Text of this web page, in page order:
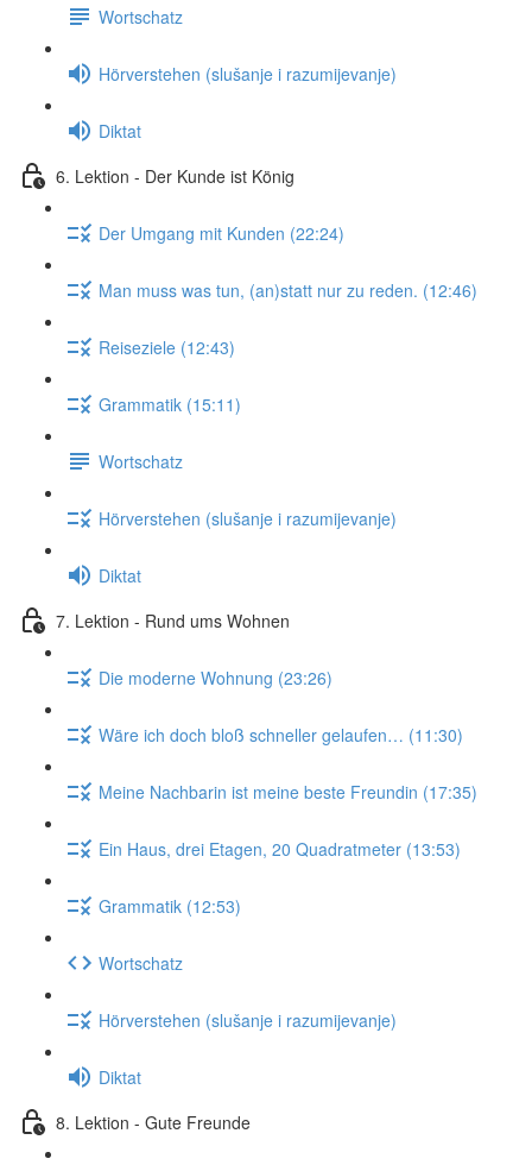
Wortschatz
Hörverstehen (slušanje i razumijevanje)
Diktat
6. Lektion - Der Kunde ist König
Der Umgang mit Kunden (22:24)
Man muss was tun, (an)statt nur zu reden. (12:46)
Reiseziele (12:43)
Grammatik (15:11)
Wortschatz
Hörverstehen (slušanje i razumijevanje)
Diktat
7. Lektion - Rund ums Wohnen
Die moderne Wohnung (23:26)
Wäre ich doch bloß schneller gelaufen… (11:30)
Meine Nachbarin ist meine beste Freundin (17:35)
Ein Haus, drei Etagen, 20 Quadratmeter (13:53)
Grammatik (12:53)
Wortschatz
Hörverstehen (slušanje i razumijevanje)
Diktat
8. Lektion - Gute Freunde